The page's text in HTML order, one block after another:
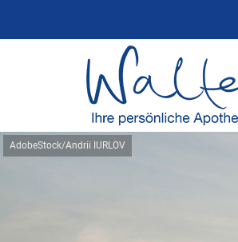
AdobeStock/Andrii IURLOV